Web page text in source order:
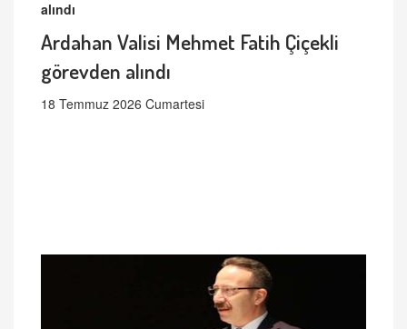
Ardahan Valisi Mehmet Fatih Çiçekli
görevden alındı
18 Temmuz 2026 Cumartesi